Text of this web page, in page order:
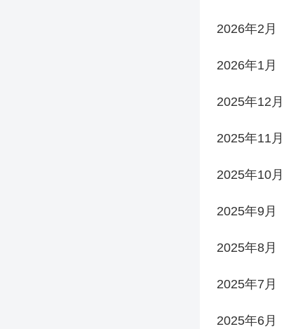
2026年2月
2026年1月
2025年12月
2025年11月
2025年10月
2025年9月
2025年8月
2025年7月
2025年6月